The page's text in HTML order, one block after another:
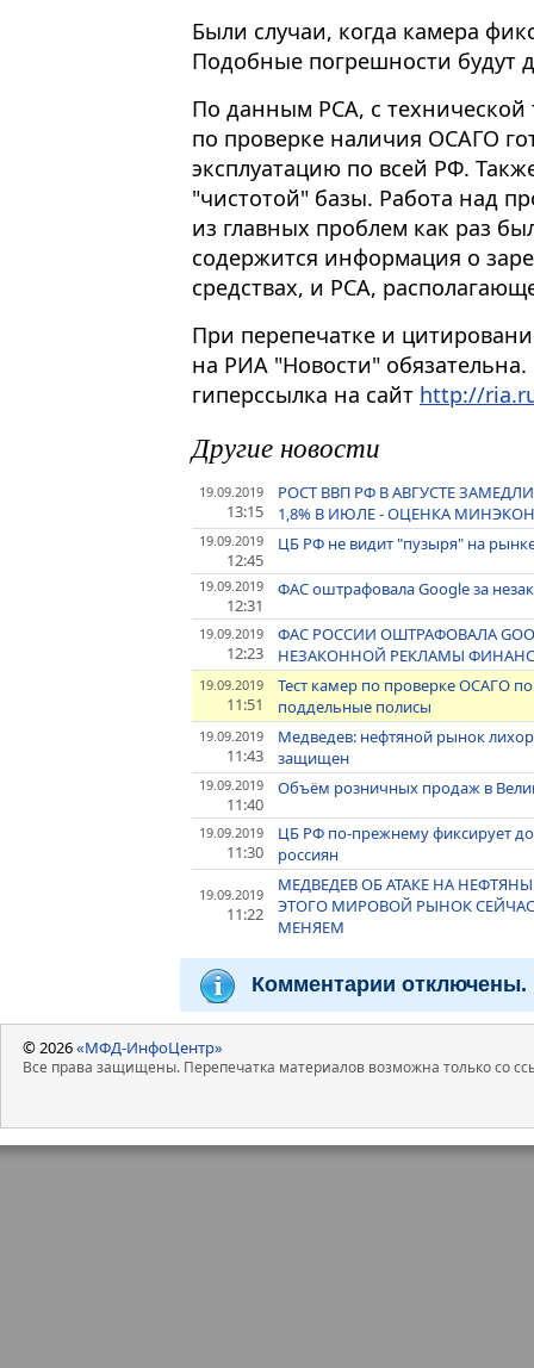
Были случаи, когда камера
Подобные погрешности будут
По данным РСА, с технической
по проверке наличия ОСАГО
эксплуатацию по всей РФ.
"чистотой" базы. Работа над
из главных проблем как раз
содержится информация о
средствах, и РСА,
При перепечатке и
на РИА "Новости"
гиперссылка на сайт http://
Другие новости
19.09.2019
13:15
РОСТ ВВП РФ В АВГУСТЕ
1,8% В ИЮЛЕ - ОЦЕНКА
19.09.2019
12:45
ЦБ РФ не видит "пузыря" на
19.09.2019
12:31
ФАС оштрафовала Google за
19.09.2019
12:23
ФАС РОССИИ ОШТРАФОВАЛА
НЕЗАКОННОЙ РЕКЛАМЫ
19.09.2019
11:51
Тест камер по проверке ОСАГО
поддельные полисы
19.09.2019
11:43
Медведев: нефтяной рынок
защищен
19.09.2019
11:40
Объём розничных продаж в
19.09.2019
11:30
ЦБ РФ по-прежнему фиксирует
россиян
19.09.2019
11:22
МЕДВЕДЕВ ОБ АТАКЕ НА
ЭТОГО МИРОВОЙ РЫНОК
МЕНЯЕМ
Комментарии отключены.
© 2026«МФД-ИнфоЦентр»
Все права защищены. Перепечатка материалов возможна только со